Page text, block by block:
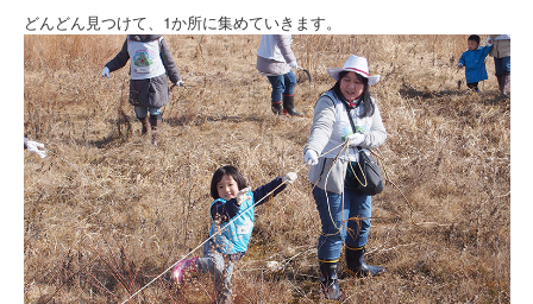
どんどん見つけて、1か所に集めていきます。